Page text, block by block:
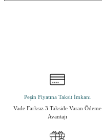
Peşin Fiyatına Taksit İmkanı
Vade Farksız 3 Takside Varan Ödeme
Avantajı